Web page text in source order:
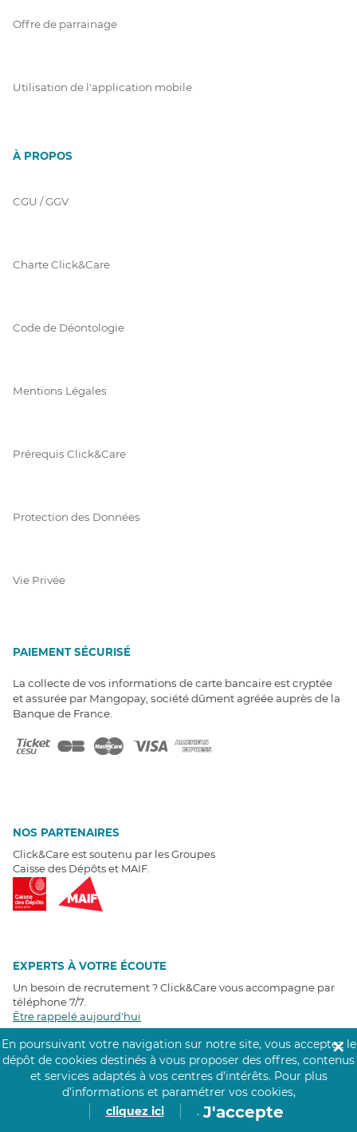
Offre de parrainage
Utilisation de l'application mobile
À PROPOS
CGU / GGV
Charte Click&Care
Code de Déontologie
Mentions Légales
Prérequis Click&Care
Protection des Données
Vie Privée
PAIEMENT SÉCURISÉ
La collecte de vos informations de carte bancaire est cryptée
et assurée par Mangopay, société dûment agréée auprès de la
Banque de France.
NOS PARTENAIRES
Click&Care est soutenu par les Groupes
Caisse des Dépôts et MAIF.
EXPERTS À VOTRE ÉCOUTE
Un besoin de recrutement ? Click&Care vous accompagne par
téléphone 7/7
Être rappelé aujourd'hui
TÉMOIGNAGES CLIENTS
4,6 /5
Avis clientsrécoltés sur
En poursuivant votre navigation sur notre site, vous acceptez le
dépôt de cookies destinés à vous proposer des offres, contenus
et services adaptés à vos centres d’intérêts. Pour plus
d’informations et paramétrer vos cookies,
cliquez ici
. J'accepte
✕